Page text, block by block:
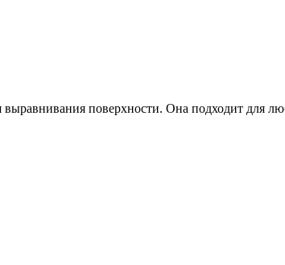
поверхности. Она подходит для